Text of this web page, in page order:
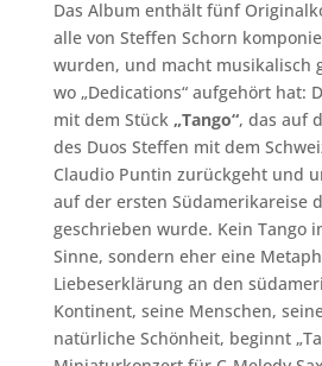
Das Album enthält fünf
alle von Steffen Schorn
wurden, und macht musikalisch
wo „Dedications“ aufgehört hat:
mit dem Stück „Tango“, das auf
des Duos Steffen mit dem
Claudio Puntin zurückgeht und
auf der ersten Südamerikareise
geschrieben wurde. Kein Tango
Sinne, sondern eher eine
Liebeserklärung an den
Kontinent, seine Menschen,
natürliche Schönheit, beginnt